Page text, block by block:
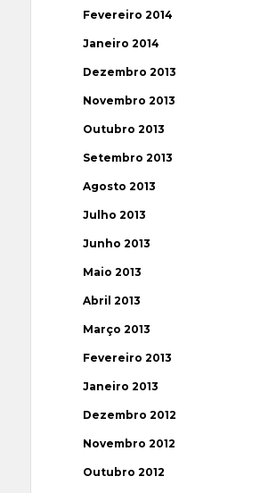
Fevereiro 2014
Janeiro 2014
Dezembro 2013
Novembro 2013
Outubro 2013
Setembro 2013
Agosto 2013
Julho 2013
Junho 2013
Maio 2013
Abril 2013
Março 2013
Fevereiro 2013
Janeiro 2013
Dezembro 2012
Novembro 2012
Outubro 2012